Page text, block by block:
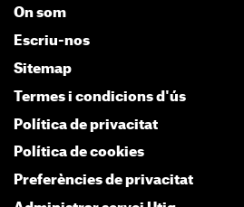
On som
Escriu-nos
Sitemap
Termes i condicions d'ús
Política de privacitat
Política de cookies
Preferències de privacitat